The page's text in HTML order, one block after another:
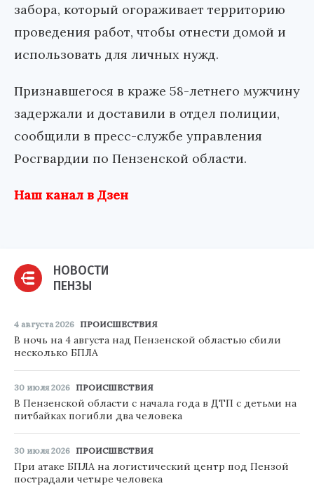
забора, который огораживает территорию
проведения работ, чтобы отнести домой и
использовать для личных нужд.
Признавшегося в краже 58-летнего мужчину
задержали и доставили в отдел полиции,
сообщили в пресс-службе управления
Росгвардии по Пензенской области.
Наш канал в Дзен
НОВОСТИ
ПЕНЗЫ
4 августа 2026 ПРОИСШЕСТВИЯ
В ночь на 4 августа над Пензенской областью сбили
несколько БПЛА
30 июля 2026 ПРОИСШЕСТВИЯ
В Пензенской области с начала года в ДТП с детьми на
питбайках погибли два человека
30 июля 2026 ПРОИСШЕСТВИЯ
При атаке БПЛА на логистический центр под Пензой
пострадали четыре человека